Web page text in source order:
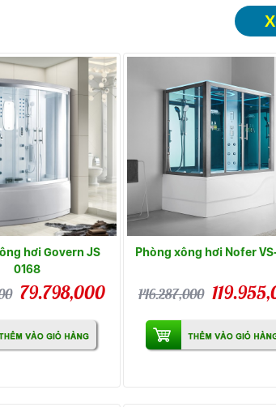
hơi Govern JS
0168
79.798,000
Phòng xông hơi Nofer
146.287,000